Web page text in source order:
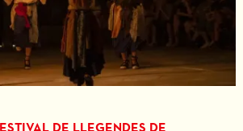
DE LLEGENDES DE